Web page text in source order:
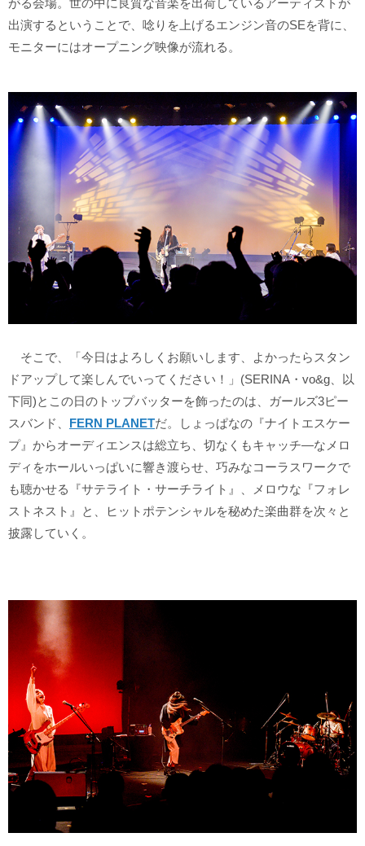
出演するということで、唸りを上げるエンジン音のSEを背に、
モニターにはオープニング映像が流れる。
そこで、「今日はよろしくお願いします、よかったらスタン
ドアップして楽しんでいってください！」(SERINA・vo&g、以
下同)とこの日のトップバッターを飾ったのは、ガールズ3ピー
スバンド、 FERN PLANETだ。しょっぱなの『ナイトエスケー
プ』からオーディエンスは総立ち、切なくもキャッチ―なメロ
ディをホールいっぱいに響き渡らせ、巧みなコーラスワークで
も聴かせる『サテライト・サーチライト』、メロウな『フォレ
ストネスト』と、ヒットポテンシャルを秘めた楽曲群を次々と
披露していく。